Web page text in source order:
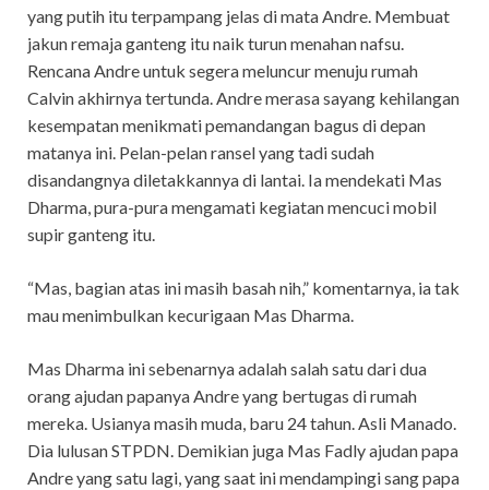
yang putih itu terpampang jelas di mata Andre. Membuat
jakun remaja ganteng itu naik turun menahan nafsu.
Rencana Andre untuk segera meluncur menuju rumah
Calvin akhirnya tertunda. Andre merasa sayang kehilangan
kesempatan menikmati pemandangan bagus di depan
matanya ini. Pelan-pelan ransel yang tadi sudah
disandangnya diletakkannya di lantai. Ia mendekati Mas
Dharma, pura-pura mengamati kegiatan mencuci mobil
supir ganteng itu.
“Mas, bagian atas ini masih basah nih,” komentarnya, ia tak
mau menimbulkan kecurigaan Mas Dharma.
Mas Dharma ini sebenarnya adalah salah satu dari dua
orang ajudan papanya Andre yang bertugas di rumah
mereka. Usianya masih muda, baru 24 tahun. Asli Manado.
Dia lulusan STPDN. Demikian juga Mas Fadly ajudan papa
Andre yang satu lagi, yang saat ini mendampingi sang papa